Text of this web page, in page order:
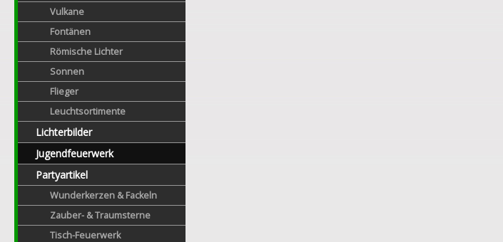
Vulkane
Fontänen
Römische Lichter
Sonnen
Flieger
Leuchtsortimente
Lichterbilder
Jugendfeuerwerk
Partyartikel
Wunderkerzen & Fackeln
Zauber- & Traumsterne
Tisch-Feuerwerk